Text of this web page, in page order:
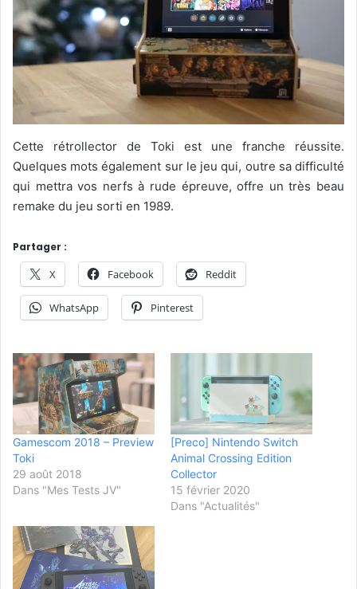
Cette rétrollector de Toki est une franche réussite.
Quelques mots également sur le jeu qui, outre sa difficulté
qui mettra vos nerfs à rude épreuve, offre un très beau
remake du jeu sorti en 1989.
Partager :
X Facebook Reddit
WhatsApp Pinterest
Gamescom 2018 – Preview
Toki
29 août 2018
Dans "Mes Tests JV"
[Preco] Nintendo Switch
Animal Crossing Edition
Collector
15 février 2020
Dans "Actualités"